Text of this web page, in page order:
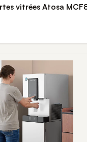
vitrées Atosa